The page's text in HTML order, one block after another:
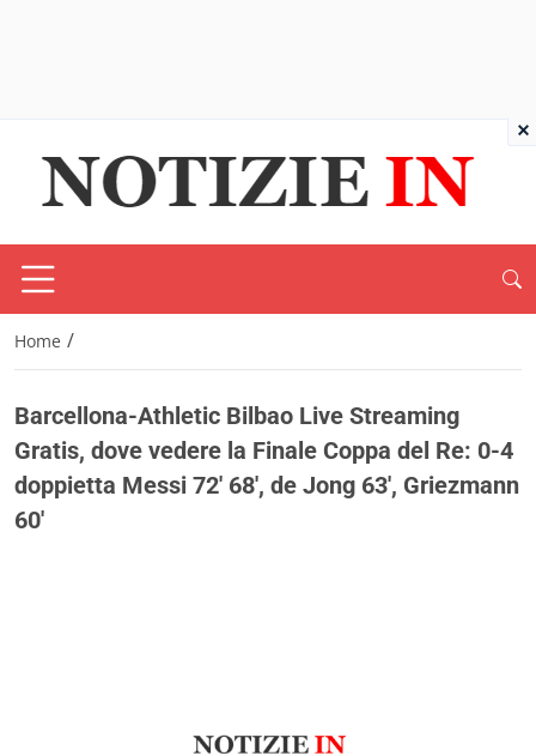
Home /
Barcellona-Athletic Bilbao Live Streaming
Gratis, dove vedere la Finale Coppa del Re: 0-4
doppietta Messi 72′ 68′, de Jong 63′, Griezmann
60′
×